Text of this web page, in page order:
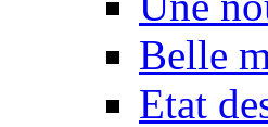
Belle
Etat